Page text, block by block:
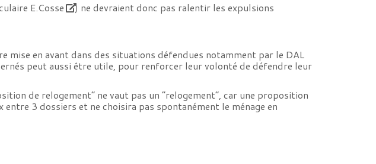
E.Cosse
) ne devraient donc pas ralentir les expulsions
en avant dans des situations défendues notamment par le DAL
peut aussi être utile, pour renforcer leur volonté de défendre leur
de relogement” ne vaut pas un “relogement”, car une proposition
3 dossiers et ne choisira pas spontanément le ménage en